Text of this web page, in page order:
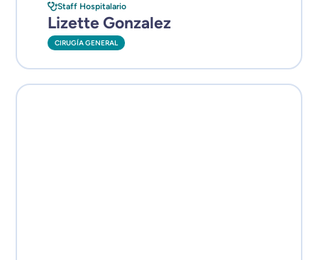
Staff Hospitalario
Lizette Gonzalez
CIRUGÍA GENERAL